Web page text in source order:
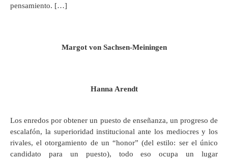
pensamiento. […]
Margot von Sachsen-Meiningen
Hanna Arendt
Los enredos por obtener un puesto de enseñanza, un progreso de
escalafón, la superioridad institucional ante los mediocres y los
rivales, el otorgamiento de un “honor” (del estilo: ser el único
candidato para un puesto), todo eso ocupa un lugar